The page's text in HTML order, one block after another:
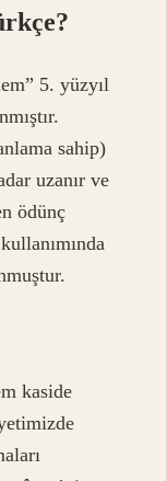
5. yüzyıl
sahip)
uzanır ve
ödünç
kaside